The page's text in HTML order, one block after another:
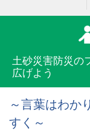
土砂災害防災の
広げよう
～言葉はわか
すく～